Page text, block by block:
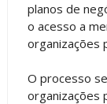
planos de
o acesso a
organizações
O processo
organizações